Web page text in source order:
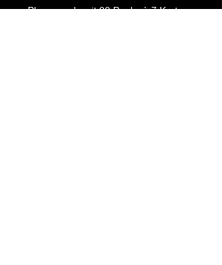
Playercards mit 20 Packs à 7 Karten,